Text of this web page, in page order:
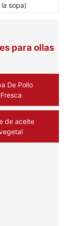
sopa)
para ollas
De Pollo
Fresca
de aceite